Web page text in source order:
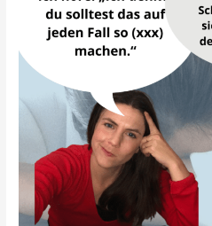
Schritte
für
Abgrenzung,
wenn
dich
eine
Person
in
deinem
Umfeld